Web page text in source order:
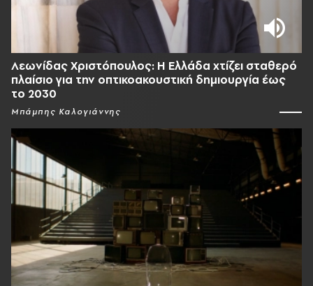
Λεωνίδας Χριστόπουλος: Η Ελλάδα χτίζει σταθερό
πλαίσιο για την οπτικοακουστική δημιουργία έως
το 2030
Μπάμπης Καλογιάννης